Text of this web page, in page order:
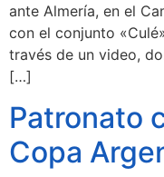
ante Almería, en el
con el conjunto
través de un video,
[…]
Patronato
Copa